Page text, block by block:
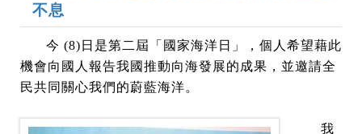
不息
今 (8)日是第二屆「國家海洋日」，個人希望藉此
機會向國人報告我國推動向海發展的成果，並邀請全
民共同關心我們的蔚藍海洋。
我